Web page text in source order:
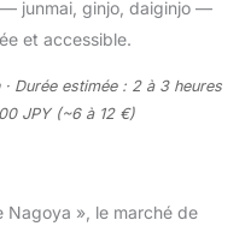
junmai, ginjo, daiginjo —
et accessible.
Durée estimée : 2 à 3 heures
JPY (~6 à 12 €)
Nagoya », le marché de